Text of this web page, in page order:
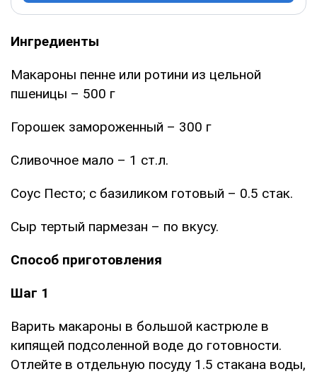
Ингредиенты
Макароны пенне или ротини из цельной
пшеницы – 500 г
Горошек замороженный – 300 г
Сливочное мало – 1 ст.л.
Соус Песто; с базиликом готовый – 0.5 стак.
Сыр тертый пармезан – по вкусу.
Способ приготовления
Шаг 1
Варить макароны в большой кастрюле в
кипящей подсоленной воде до готовности.
Отлейте в отдельную посуду 1.5 стакана воды,